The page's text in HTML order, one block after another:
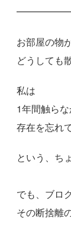
お部屋の物
どうしても
私は
1年間触ら
存在を忘れ
という、ち
でも、ブロ
その断捨離